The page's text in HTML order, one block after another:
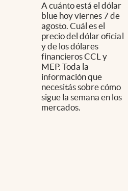
A cuánto está el dólar
blue hoy viernes 7 de
agosto. Cuál es el
precio del dólar oficial
y de los dólares
financieros CCL y
MEP. Toda la
información que
necesitás sobre cómo
sigue la semana en los
mercados.